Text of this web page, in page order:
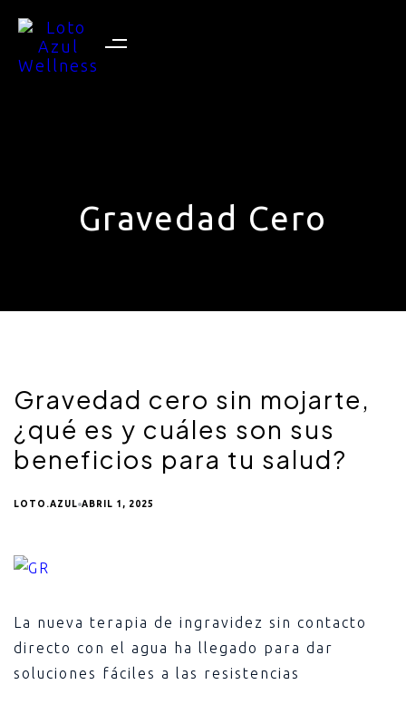
Gravedad Cero
Gravedad cero sin mojarte,
¿qué es y cuáles son sus
beneficios para tu salud?
LOTO.AZUL ABRIL 1, 2025
La nueva terapia de ingravidez sin contacto
directo con el agua ha llegado para dar
soluciones fáciles a las resistencias